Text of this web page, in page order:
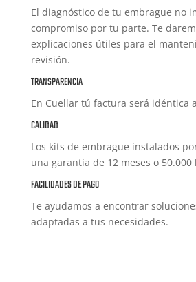
El diagnóstico de tu embrague no
compromiso por tu parte. Te
explicaciones útiles para el
revisión.
TRANSPARENCIA
En Cuellar tú factura será idéntica
CALIDAD
Los kits de embrague instalados
una garantía de 12 meses o 50.000
FACILIDADES DE PAGO
Te ayudamos a encontrar
adaptadas a tus necesidades.